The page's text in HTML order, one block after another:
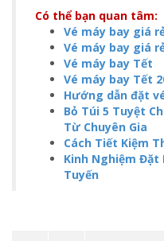
Có thể bạn quan tâm:
Vé máy bay giá
Vé máy bay giá
Vé máy bay Tết
Vé máy bay Tết
Hướng dẫn đặt
Bỏ Túi 5 Tuyệt
Từ Chuyên Gia
Cách Tiết Kiệm
Kinh Nghiệm Đặt
Tuyến